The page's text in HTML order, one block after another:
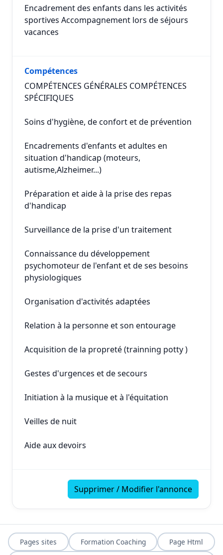
Encadrement des enfants dans les activités
sportives Accompagnement lors de séjours
vacances
Compétences
COMPÉTENCES GÉNÉRALES COMPÉTENCES
SPÉCIFIQUES
Soins d'hygiène, de confort et de prévention
Encadrements d'enfants et adultes en
situation d'handicap (moteurs,
autisme,Alzheimer...)
Préparation et aide à la prise des repas
d'handicap
Surveillance de la prise d'un traitement
Connaissance du développement
psychomoteur de l'enfant et de ses besoins
physiologiques
Organisation d'activités adaptées
Relation à la personne et son entourage
Acquisition de la propreté (trainning potty )
Gestes d'urgences et de secours
Initiation à la musique et à l'équitation
Veilles de nuit
Aide aux devoirs
Supprimer / Modifier l'annonce
Pages sites Formation Coaching Page Html